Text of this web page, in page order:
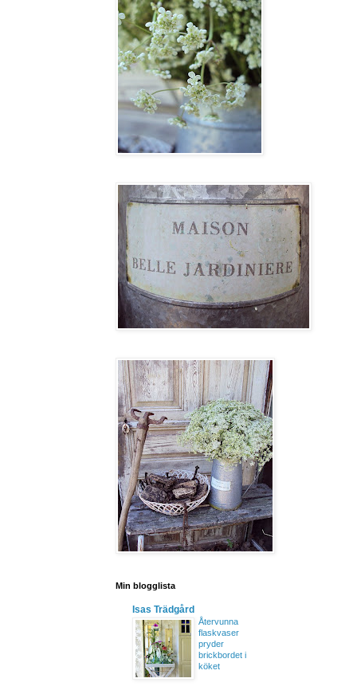
Min blogglista
Isas Trädgård
Återvunna
flaskvaser
pryder
brickbordet i
köket